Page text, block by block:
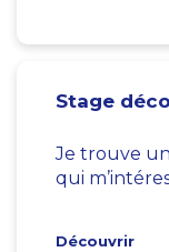
Stage
Je trouve
qui
Découvrir